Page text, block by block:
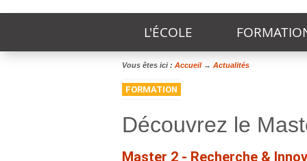
L'ÉCOLE
Vous êtes ici : Accueil→ Actualités
FORMATION
Découvrez le
Master 2 - Recherche &